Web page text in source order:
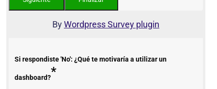
ByWordpress Survey plugin
Si respondiste 'No': ¿Qué te motivaría a utilizar un
dashboard?*